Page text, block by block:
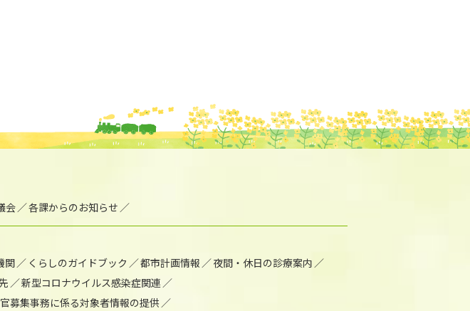
会 各課からのお知らせ
関 くらしのガイドブック 都市計画情報
夜間・休日の診療案内
新型コロナウイルス感染症関連
募集事務に係る対象者情報の提供